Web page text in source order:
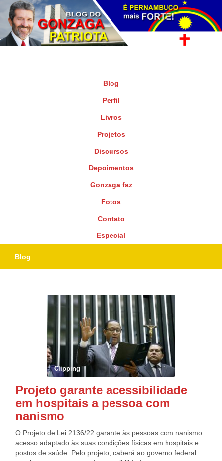
Blog
Perfil
Livros
Projetos
Discursos
Depoimentos
Gonzaga faz
Fotos
Contato
Especial
Blog
Clipping
Projeto garante acessibilidade
em hospitais a pessoa com
nanismo
O Projeto de Lei 2136/22 garante às pessoas com nanismo
acesso adaptado às suas condições físicas em hospitais e
postos de saúde. Pelo projeto, caberá ao governo federal